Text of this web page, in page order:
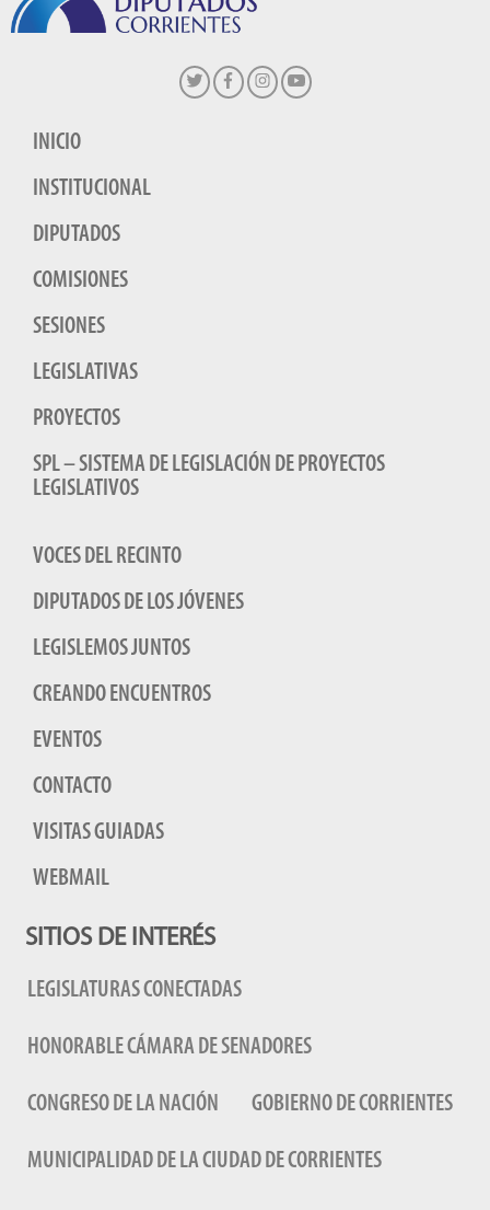
INICIO
INSTITUCIONAL
DIPUTADOS
COMISIONES
SESIONES
LEGISLATIVAS
PROYECTOS
SPL – SISTEMA DE LEGISLACIÓN DE PROYECTOS
LEGISLATIVOS
VOCES DEL RECINTO
DIPUTADOS DE LOS JÓVENES
LEGISLEMOS JUNTOS
CREANDO ENCUENTROS
EVENTOS
CONTACTO
VISITAS GUIADAS
WEBMAIL
SITIOS DE INTERÉS
LEGISLATURAS CONECTADAS
HONORABLE CÁMARA DE SENADORES
CONGRESO DE LA NACIÓN GOBIERNO DE CORRIENTES
MUNICIPALIDAD DE LA CIUDAD DE CORRIENTES